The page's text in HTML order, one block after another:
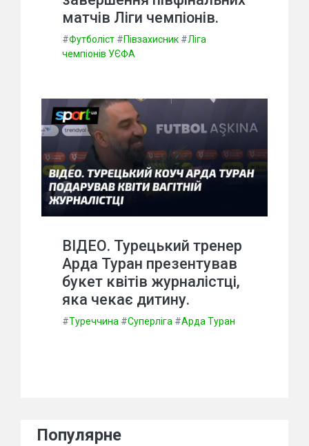
матчів Ліги чемпіонів.
#Футболіст #Півзахисник #Ліга
чемпіонів УЄФА
ВІДЕО. Турецький тренер
Арда Туран презентував
букет квітів журналістці,
яка чекає дитину.
#Туреччина #Суперліга #Арда Туран
Популярне